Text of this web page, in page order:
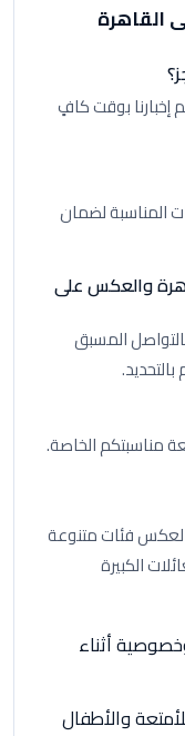
القاهرة
بوقت كافٍ
المناسبة لضمان
والعكس على
المسبق
مناسبتكم الخاصة.
فئات متنوعة
الكبيرة
أثناء
والأطفال